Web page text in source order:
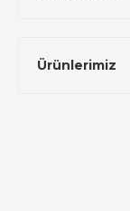
Ürünlerimiz